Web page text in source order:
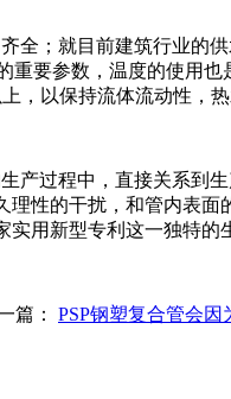
全；就目前建筑行业的
重要参数，温度的使用
，以保持流体流动性，
产过程中，直接关系
性的干扰，和管内表
用新型专利这一独特的
篇： PSP钢塑复合管会因